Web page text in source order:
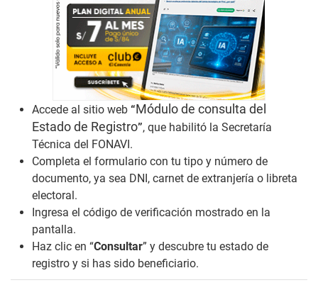
Accede al sitio web “Módulo de consulta del
Estado de Registro”, que habilitó la Secretaría
Técnica del FONAVI.
Completa el formulario con tu tipo y número de
documento, ya sea DNI, carnet de extranjería o libreta
electoral.
Ingresa el código de verificación mostrado en la
pantalla.
Haz clic en “Consultar” y descubre tu estado de
registro y si has sido beneficiario.